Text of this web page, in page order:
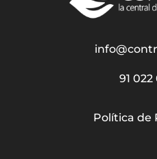
91
Política de